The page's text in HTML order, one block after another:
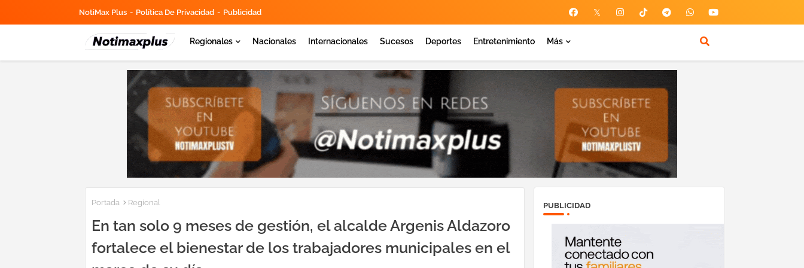
NotiMax Plus Política De Privacidad Publicidad
Regionales Nacionales Internacionales Sucesos Deportes Entretenimiento Más
Portada Regional
En tan solo 9 meses de gestión, el alcalde Argenis Aldazoro
fortalece el bienestar de los trabajadores municipales en el
PUBLICIDAD